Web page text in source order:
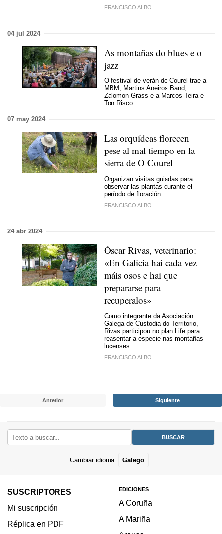
FRANCISCO ALBO
04 jul 2024
As montañas do blues e o
jazz
O festival de verán do Courel trae a
MBM, Martins Aneiros Band,
Zalomon Grass e a Marcos Teira e
Ton Risco
07 may 2024
Las orquídeas florecen
pese al mal tiempo en la
sierra de O Courel
Organizan visitas guiadas para
observar las plantas durante el
período de floración
FRANCISCO ALBO
24 abr 2024
Óscar Rivas, veterinario:
«En Galicia hai cada vez
máis osos e hai que
prepararse para
recuperalos»
Como integrante da Asociación
Galega de Custodia do Territorio,
Rivas participou no plan Life para
reasentar a especie nas montañas
lucenses
FRANCISCO ALBO
Anterior Siguiente
Cambiar idioma: Galego
SUSCRIPTORES
Mi suscripción
Réplica en PDF
EDICIONES
A Coruña
A Mariña